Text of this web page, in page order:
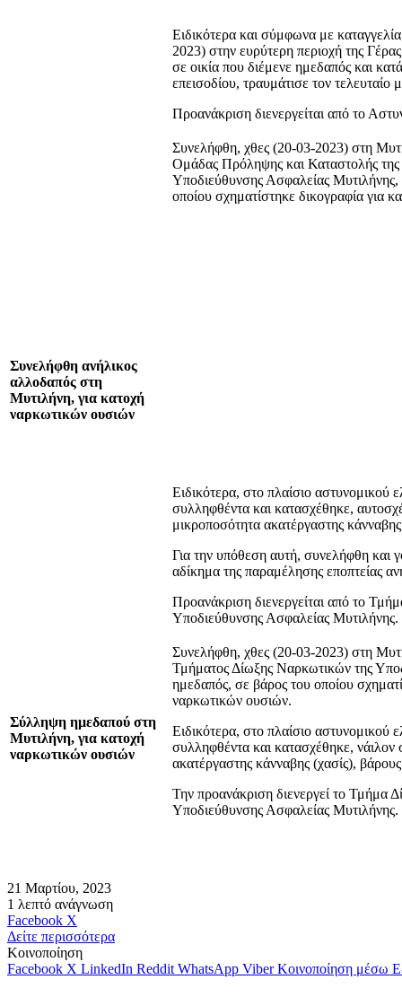
Ειδικότερα και σύμφωνα με
2023) στην ευρύτερη περιοχή της
σε οικία που διέμενε ημεδαπός και
επεισοδίου, τραυμάτισε τον τελευταίο
Προανάκριση διενεργείται από το
Συνελήφθη ανήλικος
αλλοδαπός στη
Μυτιλήνη, για κατοχή
ναρκωτικών ουσιών
Συνελήφθη, χθες (20-03-2023) στη
Ομάδας Πρόληψης και Καταστολής
Υποδιεύθυνσης Ασφαλείας
οποίου σχηματίστηκε δικογραφία για
Ειδικότερα, στο πλαίσιο αστυνομικού
συλληφθέντα και κατασχέθηκε,
μικροποσότητα ακατέργαστης
Για την υπόθεση αυτή, συνελήφθη και
αδίκημα της παραμέλησης εποπτείας
Προανάκριση διενεργείται από το
Υποδιεύθυνσης Ασφαλείας Μυτιλήνης.
Σύλληψη ημεδαπού στη
Μυτιλήνη, για κατοχή
ναρκωτικών ουσιών
Συνελήφθη, χθες (20-03-2023) στη
Τμήματος Δίωξης Ναρκωτικών της
ημεδαπός, σε βάρος του οποίου
ναρκωτικών ουσιών.
Ειδικότερα, στο πλαίσιο αστυνομικού
συλληφθέντα και κατασχέθηκε,
ακατέργαστης κάνναβης (χασίς),
Την προανάκριση διενεργεί το Τμήμα
Υποδιεύθυνσης Ασφαλείας Μυτιλήνης.
21 Μαρτίου, 2023
1 λεπτό ανάγνωση
Facebook X
μέσω
E-
mail
Δείτε περισσότερα
Κοινοποίηση
Facebook X LinkedIn Reddit WhatsApp Viber Κοινοποίηση μέσω